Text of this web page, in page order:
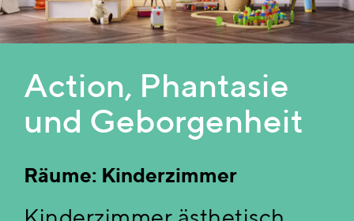
Stile
Action, Phantasie
und Geborgenheit
Räume: Kinderzimmer